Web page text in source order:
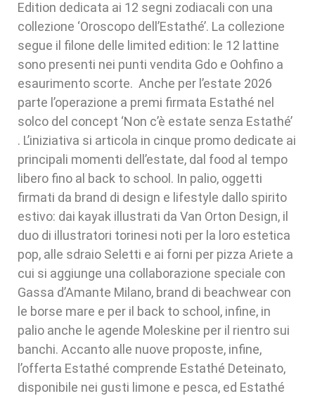
Edition dedicata ai 12 segni zodiacali con una
collezione ‘Oroscopo dell’Estathé’. La collezione
segue il filone delle limited edition: le 12 lattine
sono presenti nei punti vendita Gdo e Oohfino a
esaurimento scorte. Anche per l’estate 2026
parte l’operazione a premi firmata Estathé nel
solco del concept ‘Non c’è estate senza Estathé’
. L’iniziativa si articola in cinque promo dedicate ai
principali momenti dell’estate, dal food al tempo
libero fino al back to school. In palio, oggetti
firmati da brand di design e lifestyle dallo spirito
estivo: dai kayak illustrati da Van Orton Design, il
duo di illustratori torinesi noti per la loro estetica
pop, alle sdraio Seletti e ai forni per pizza Ariete a
cui si aggiunge una collaborazione speciale con
Gassa d’Amante Milano, brand di beachwear con
le borse mare e per il back to school, infine, in
palio anche le agende Moleskine per il rientro sui
banchi. Accanto alle nuove proposte, infine,
l’offerta Estathé comprende Estathé Deteinato,
disponibile nei gusti limone e pesca, ed Estathé